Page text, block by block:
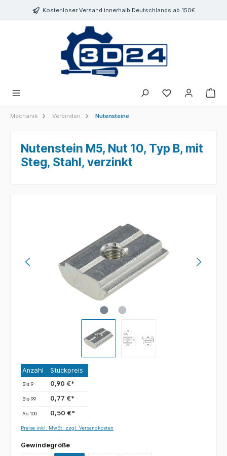
springenKostenloser Versand innerhalb Deutschlands ab 150€
Mechanik Verbinden Nutensteine
Nutenstein M5, Nut 10, Typ B, mit
Steg, Stahl, verzinkt
Anzahl Stückpreis
Bis9 0,90 €*
Bis99 0,77 €*
Ab100 0,50 €*
Preise inkl. MwSt. zzgl. Versandkosten
Gewindegröße